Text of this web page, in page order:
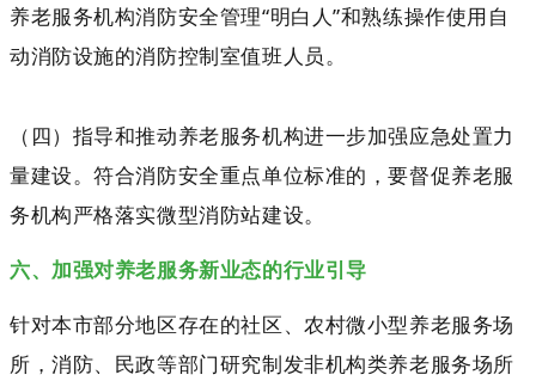
养老服务机构消防安全管理“明白人”和熟练操作使用自
动消防设施的消防控制室值班人员。
（四）指导和推动养老服务机构进一步加强应急处置力
量建设。符合消防安全重点单位标准的，要督促养老服
务机构严格落实微型消防站建设。
六、加强对养老服务新业态的行业引导
针对本市部分地区存在的社区、农村微小型养老服务场
所，消防、民政等部门研究制发非机构类养老服务场所